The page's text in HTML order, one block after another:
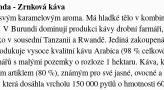
- Zrnková káva
karamelovým aroma. Má hladké tělo v
V Burundi dominují produkci kávy drobní
v sousední Tanzanii a Rwandě. Jediná
vysoce kvalitní kávu Arabica (98 %
s malými pozemky o rozloze 1 hektaru. Káva,
artiklem (80 %), známým pro své jasné, ovocné
dosáhla vrcholu 150 000 pytlů o hmotnosti